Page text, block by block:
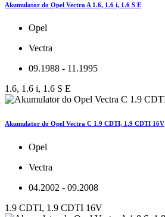
Akumulator do Opel Vectra A 1.6, 1.6 i, 1.6 S E
Opel
Vectra
09.1988 - 11.1995
1.6, 1.6 i, 1.6 S E
Akumulator do Opel Vectra C 1.9 CDTI, 1.9 CDTI 16V
Opel
Vectra
04.2002 - 09.2008
1.9 CDTI, 1.9 CDTI 16V